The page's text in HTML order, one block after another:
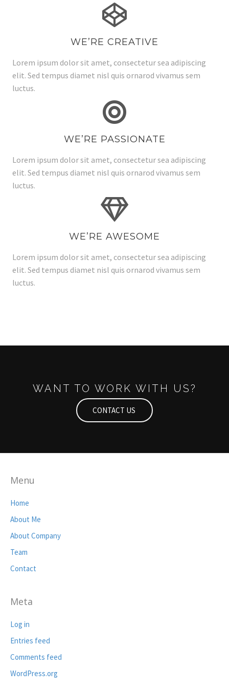
WE’RE CREATIVE
Lorem ipsum dolor sit amet, consectetur sea adipiscing
elit. Sed tempus diamet nisl quis ornarod vivamus sem
luctus.
WE’RE PASSIONATE
Lorem ipsum dolor sit amet, consectetur sea adipiscing
elit. Sed tempus diamet nisl quis ornarod vivamus sem
luctus.
WE’RE AWESOME
Lorem ipsum dolor sit amet, consectetur sea adipiscing
elit. Sed tempus diamet nisl quis ornarod vivamus sem
luctus.
WANT TO WORK WITH US?
CONTACT US
Menu
Home
About Me
About Company
Team
Contact
Meta
Log in
Entries feed
Comments feed
WordPress.org